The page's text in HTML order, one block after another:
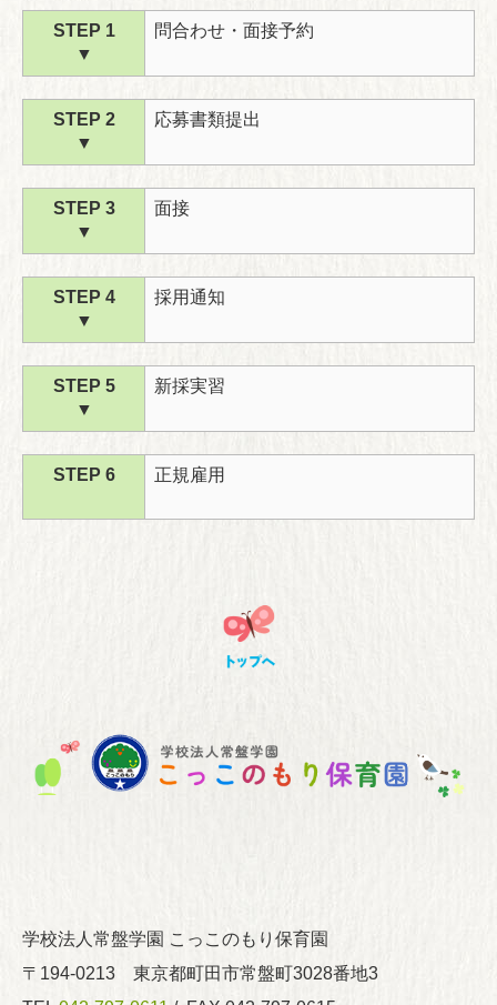
STEP 1
▼
問合わせ・面接予約
STEP 2
▼
応募書類提出
STEP 3
▼
面接
STEP 4
▼
採用通知
STEP 5
▼
新採実習
STEP 6 正規雇用
学校法人常盤学園 こっこのもり保育園
〒194-0213 東京都町田市常盤町3028番地3